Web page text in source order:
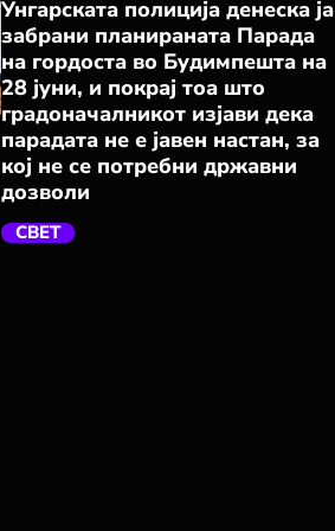
Унгарската полиција денеска ја
забрани планираната Парада
на гордоста во Будимпешта на
28 јуни, и покрај тоа што
градоначалникот изјави дека
парадата не е јавен настан, за
кој не се потребни државни
дозволи
СВЕТ